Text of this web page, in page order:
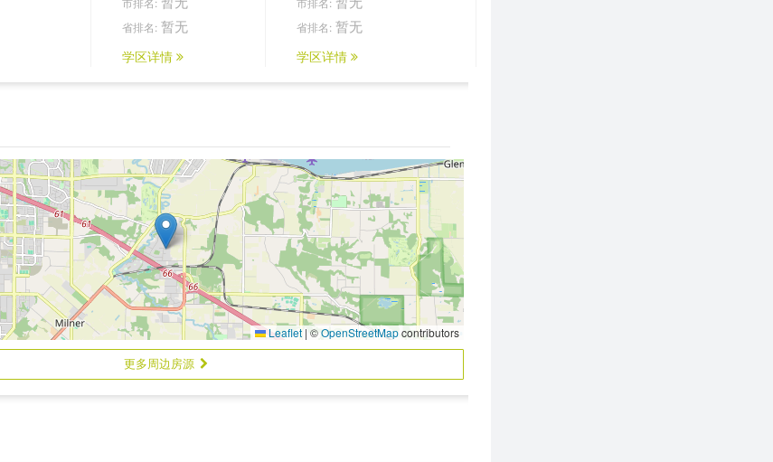
市排名:
省排名: 暂无
学区详情
市排名:
省排名: 暂无
学区详情
Leaflet | ©OpenStreetMapcontributors
更多周边房源